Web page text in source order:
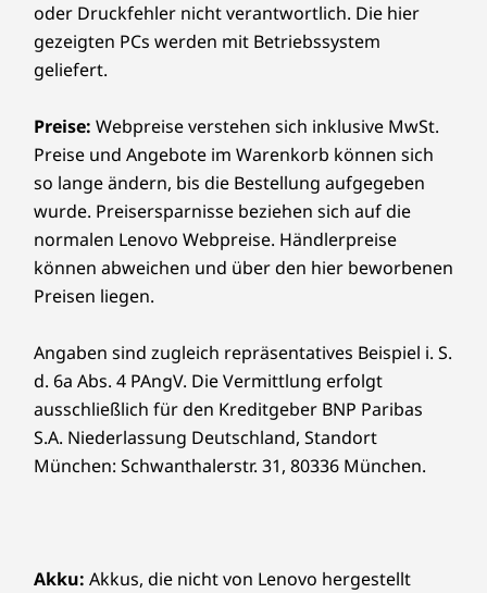
Ausschalten des Systems sowie USB-C-
Anschlüsse.
Leicht zu verwalten
Mit der ThinkSmart Manager Software können
IT-Teams den gesamten ThinkSmart
Gerätebestand Ihres Unternehmens remote
bereitstellen, überwachen und Fehler darauf
beheben. Diese speziell entwickelte
Verwaltungskonsole ist abonnementbasiert,
im Kit ist ein Jahr Premium-Level enthalten.
Nach einem Jahr haben Sie die Möglichkeit,
entweder Basic oder Premium zu abonnieren,
um den Verwaltungsservice weiterhin zu
nutzen.
Mehr über ThinkSmart Manager >
USB-C 2.0 (für ThinkSmart Core)
Kopfhörer-/Mikrofon-Kombianschluss
Anschluss für Kensington MiniSaver-Schloss
Die technischen Daten können je nach Region/Modell variieren.
11-USB-C 2.0 (für Core)
Schraube für Sicherheitsplatte
14-Anschluss für Kensington MiniSaver-Schloss
oder Druckfehler nicht verantwortlich. Die hier
gezeigten PCs werden mit Betriebssystem
geliefert.
Preise: Webpreise verstehen sich inklusive MwSt.
Preise und Angebote im Warenkorb können sich
so lange ändern, bis die Bestellung aufgegeben
wurde. Preisersparnisse beziehen sich auf die
normalen Lenovo Webpreise. Händlerpreise
können abweichen und über den hier beworbenen
Preisen liegen.
Angaben sind zugleich repräsentatives Beispiel i. S.
d. 6a Abs. 4 PAngV. Die Vermittlung erfolgt
ausschließlich für den Kreditgeber BNP Paribas
S.A. Niederlassung Deutschland, Standort
München: Schwanthalerstr. 31, 80336 München.
Akku: Akkus, die nicht von Lenovo hergestellt